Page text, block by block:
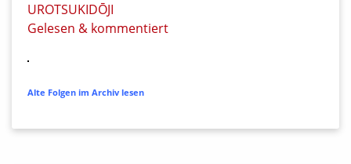
UROTSUKIDŌJI
Gelesen & kommentiert
Alte Folgen im Archiv lesen